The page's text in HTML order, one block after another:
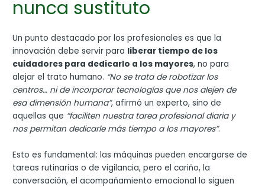
nunca sustituto
Un punto destacado por los profesionales es que la
innovación debe servir para liberar tiempo de los
cuidadores para dedicarlo a los mayores, no para
alejar el trato humano. “No se trata de robotizar los
centros… ni de incorporar tecnologías que nos alejen de
esa dimensión humana”, afirmó un experto, sino de
aquellas que “faciliten nuestra tarea profesional diaria y
nos permitan dedicarle más tiempo a los mayores”.
Esto es fundamental: las máquinas pueden encargarse de
tareas rutinarias o de vigilancia, pero el cariño, la
conversación, el acompañamiento emocional lo siguen